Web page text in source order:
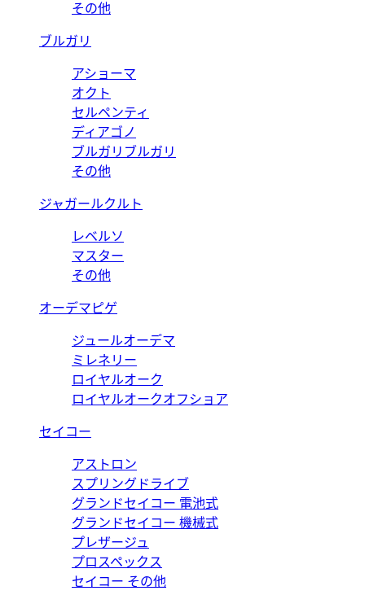
その他
ブルガリ
アショーマ
オクト
セルペンティ
ディアゴノ
ブルガリブルガリ
その他
ジャガールクルト
レベルソ
マスター
その他
オーデマピゲ
ジュールオーデマ
ミレネリー
ロイヤルオーク
ロイヤルオークオフショア
セイコー
アストロン
スプリングドライブ
グランドセイコー 電池式
グランドセイコー 機械式
プレザージュ
プロスペックス
セイコー その他